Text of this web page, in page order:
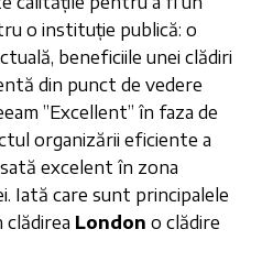
o instituție publică: o
beneficiile unei clădiri
din punct de vedere
”Excellent” în faza de
organizării eficiente a
excelent în zona
Iată care sunt principalele
clădirea London o clădire